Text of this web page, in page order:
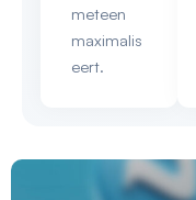
meteen
maximalis
eert.